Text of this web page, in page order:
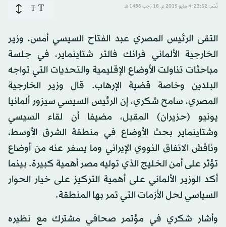
نُشر: 23:52-4 مايو 2015 م ـ 16 رَجب 1436 هـ T
T
التقى الرئيس المصري عبد الفتاح السيسي أمس، وزير
الخارجية الألماني فرانك فالتر شتاينماير، في جلسة
مباحثات تناولت الأوضاع الإقليمية والتحديات التي تواجه
البلدين وخاصة قضية الإرهاب. قال وزير الخارجية
المصري، سامح شكري، إن الرئيس السيسي سيزور ألمانيا
يونيو (حزيران) المقبل، مضيفا أن لقاء السيسي
وشتاينماير بحث الأوضاع في منطقة الشرق الأوسط،
وناقش الاتفاق النووي الإيراني وما يسفر عنه من أوضاع
تؤثر على أمن الخليج الذي توليه مصر أهمية كبيرة. بينما
أكد الوزير الألماني على أهمية التركيز على خيار الحوار
السياسي لحل الأزمات التي تمر بها المنطقة.
وأشار شكري في مؤتمر صحافي مشترك مع نظيره